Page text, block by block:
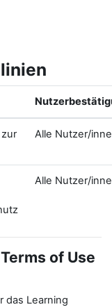
zur
Alle Nutzer/
Alle Nutzer/
of Use
das Learning